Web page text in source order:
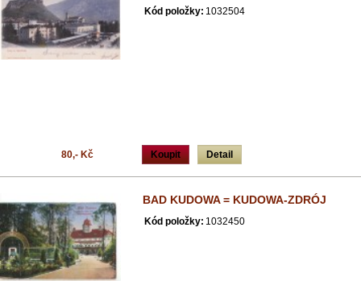
Kód položky: 1032504
Koupit Detail
80,- Kč
BAD KUDOWA = KUDOWA-ZDRÓJ
Kód položky: 1032450